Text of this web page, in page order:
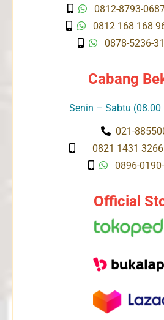
0812-8793-
0812 168 168
0878-5236-
Cabang
Senin – Sabtu
021-
0821 1431
0896-
Official